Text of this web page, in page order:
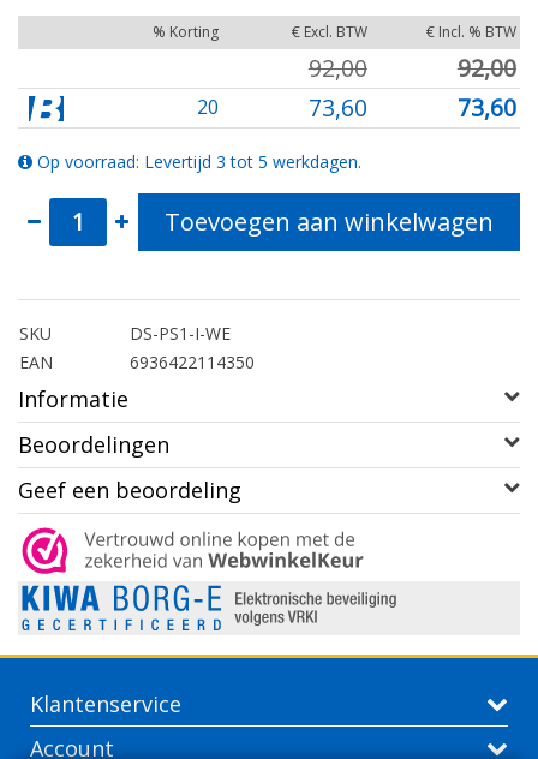
% Korting € Excl. BTW € Incl. % BTW
92,00 92,00
20 73,60 73,60
Op voorraad: Levertijd 3 tot 5 werkdagen.
Toevoegen aan winkelwagen
SKU
DS-PS1-I-WE
EAN
6936422114350
Informatie
Beoordelingen
Geef een beoordeling
Klantenservice
Account